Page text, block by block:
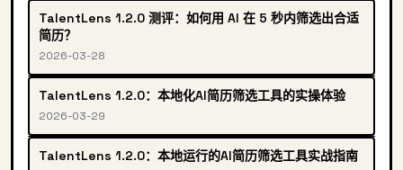
TalentLens 1.2.0 测评：如何用 AI 在 5 秒内筛选出合适
简历？
2026-03-28
TalentLens 1.2.0：本地化AI简历筛选工具的实操体验
2026-03-29
TalentLens 1.2.0：本地运行的AI简历筛选工具实战指南